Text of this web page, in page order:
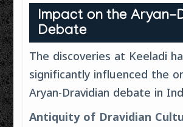
Impact on the Aryan-
Debate
The discoveries at Keeladi
significantly influenced the
Aryan-Dravidian debate in
Antiquity of Dravidian